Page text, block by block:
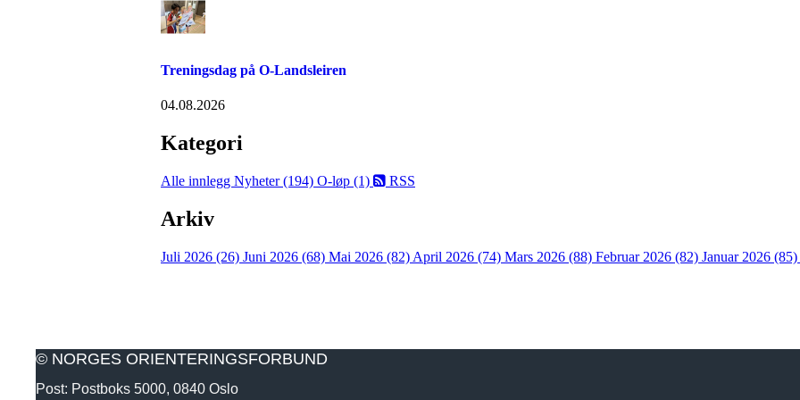
Treningsdag på O-Landsleiren
04.08.2026
Kategori
Alle innlegg Nyheter (194) O-løp (1) RSS
Arkiv
Juli 2026 (26) Juni 2026 (68) Mai 2026 (82) April 2026 (74) Mars 2026 (88) Februar 2026 (82) Januar 2026 (85)
© NORGES ORIENTERINGSFORBUND
Post: Postboks 5000, 0840 Oslo